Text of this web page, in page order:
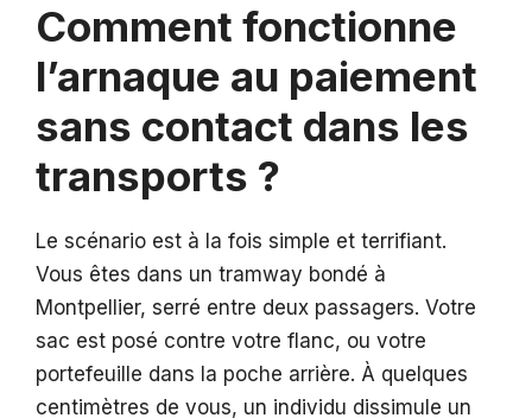
Comment fonctionne
l’arnaque au paiement
sans contact dans les
transports ?
Le scénario est à la fois simple et terrifiant.
Vous êtes dans un tramway bondé à
Montpellier, serré entre deux passagers. Votre
sac est posé contre votre flanc, ou votre
portefeuille dans la poche arrière. À quelques
centimètres de vous, un individu dissimule un